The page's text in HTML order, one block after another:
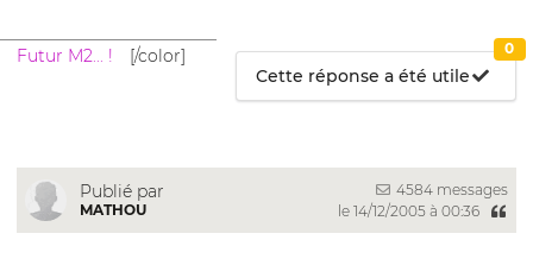
Futur M2... !
[/color]
Cette réponse a été utile
0
Publié par
MATHOU
4584 messages
le 14/12/2005 à 00:36